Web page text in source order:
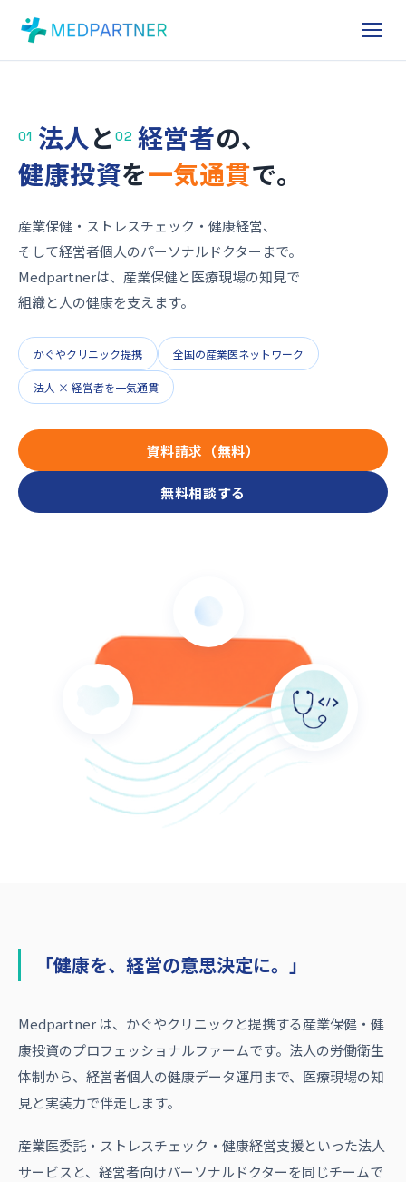
01 法人と02 経営者の、
健康投資を一気通貫で。
産業保健・ストレスチェック・健康経営、
そして経営者個人のパーソナルドクターまで。
Medpartnerは、産業保健と医療現場の知見で
組織と人の健康を支えます。
かぐやクリニック提携 全国の産業医ネットワーク
法人 × 経営者を一気通貫
資料請求（無料）
無料相談する
「健康を、経営の意思決定に。」
Medpartner は、かぐやクリニックと提携する産業保健・健
康投資のプロフェッショナルファームです。法人の労働衛生
体制から、経営者個人の健康データ運用まで、医療現場の知
見と実装力で伴走します。
産業医委託・ストレスチェック・健康経営支援といった法人
サービスと、経営者向けパーソナルドクターを同じチームで